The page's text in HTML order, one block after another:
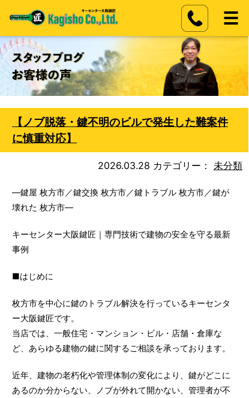
【ノブ脱落・鍵不明のビルで発生した難案件
に慎重対応】
2026.03.28 カテゴリー： 未分類
―鍵屋 枚方市／鍵交換 枚方市／鍵トラブル 枚方市／鍵が
壊れた 枚方市―
キーセンター大阪鍵匠｜専門技術で建物の安全を守る最新
事例
■はじめに
枚方市を中心に鍵のトラブル解決を行っているキーセンタ
ー大阪鍵匠です。
当店では、一般住宅・マンション・ビル・店舗・倉庫な
ど、あらゆる建物の鍵に関するご相談を承っております。
近年、建物の老朽化や管理体制の変化により、鍵がどこに
あるのか分からない、ノブが外れて開かない、管理者が不